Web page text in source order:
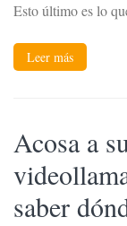
Esto último es lo
Leer más
Acosa a
saber